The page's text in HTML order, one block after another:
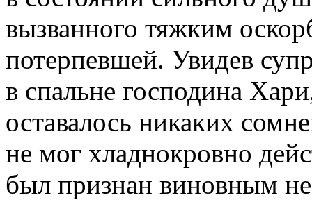
вызванного тяжким
потерпевшей. Увидев
в спальне господина
оставалось никаких
не мог хладнокровно
был признан виновным